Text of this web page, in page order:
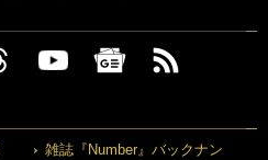
雑誌『Number』バックナン